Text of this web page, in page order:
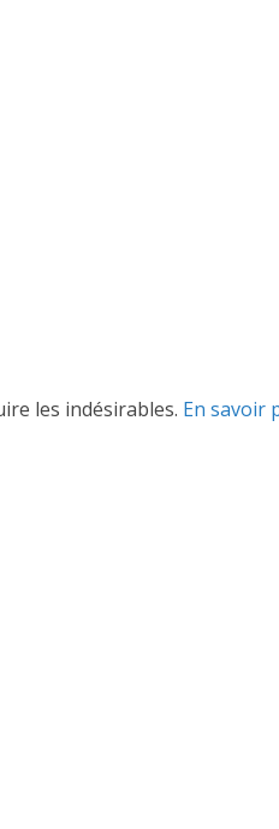
les indésirables. En savoir